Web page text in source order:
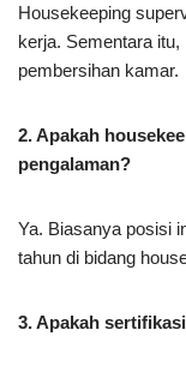
Housekeeping
kerja. Sementara
pembersihan kamar.
2. Apakah
pengalaman?
Ya. Biasanya posisi
tahun di bidang
3. Apakah